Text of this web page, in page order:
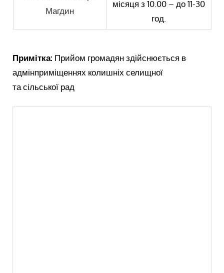
Магдин
місяця з 10.00 – до 11-30
год.
Примітка: Прийом громадян здійснюється в
адмінприміщеннях колишніх селищної
та сільської рад